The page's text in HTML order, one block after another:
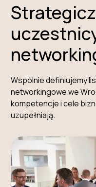
Wspólnie definiujemy
networkingowe we
kompetencje i cele
uzupełniają.